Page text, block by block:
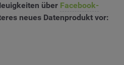
über Facebook-
neues Datenprodukt vor: